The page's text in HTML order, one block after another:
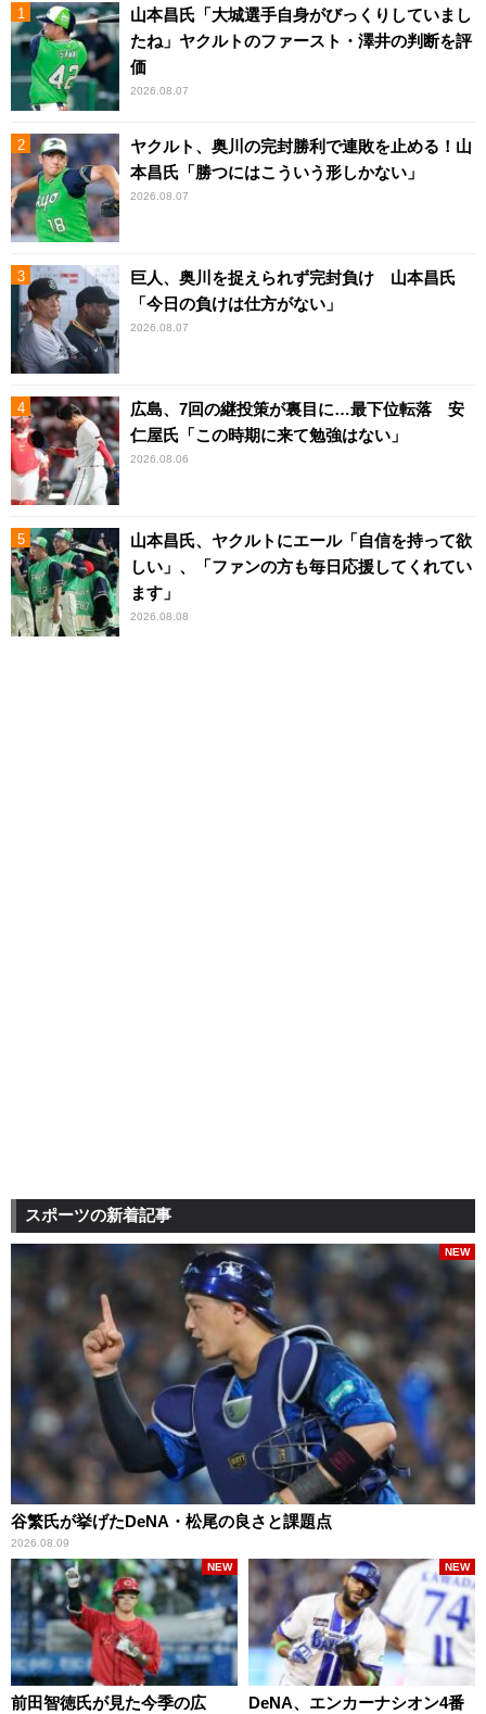
山本昌氏「大城選手自身がびっくりしていまし
たね」ヤクルトのファースト・澤井の判断を評
価
2026.08.07
ヤクルト、奥川の完封勝利で連敗を止める！山
本昌氏「勝つにはこういう形しかない」
2026.08.07
巨人、奥川を捉えられず完封負け 山本昌氏
「今日の負けは仕方がない」
2026.08.07
広島、7回の継投策が裏目に…最下位転落 安
仁屋氏「この時期に来て勉強はない」
2026.08.06
山本昌氏、ヤクルトにエール「自信を持って欲
しい」、「ファンの方も毎日応援してくれてい
ます」
2026.08.08
スポーツの新着記事
谷繁氏が挙げたDeNA・松尾の良さと課題点
2026.08.09
NEW
前田智徳氏が見た今季の広
NEW
DeNA、エンカーナシオン4番
NEW